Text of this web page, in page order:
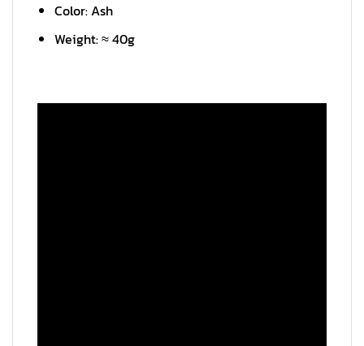
Color: Ash
Weight: ≈ 40g